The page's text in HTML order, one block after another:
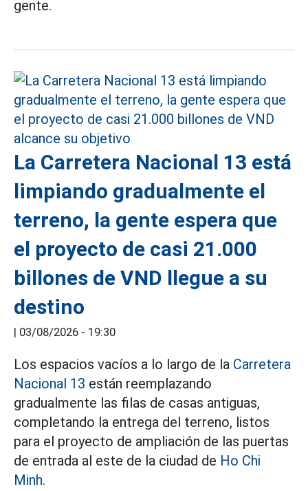
gente.
La Carretera Nacional 13 está
limpiando gradualmente el
terreno, la gente espera que
el proyecto de casi 21.000
billones de VND llegue a su
destino
| 03/08/2026 - 19:30
Los espacios vacíos a lo largo de la Carretera
Nacional 13 están reemplazando
gradualmente las filas de casas antiguas,
completando la entrega del terreno, listos
para el proyecto de ampliación de las puertas
de entrada al este de la ciudad de Ho Chi
Minh.